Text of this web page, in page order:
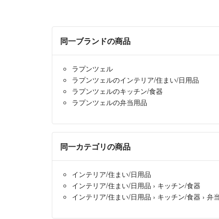
同一ブランドの商品
ラプンツェル
ラプンツェルのインテリア/住まい/日用品
ラプンツェルのキッチン/食器
ラプンツェルの弁当用品
同一カテゴリの商品
インテリア/住まい/日用品
インテリア/住まい/日用品 › キッチン/食器
インテリア/住まい/日用品 › キッチン/食器 › 弁